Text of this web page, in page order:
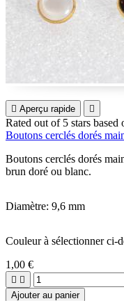
 Aperçu rapide 
Rated out of 5 stars based
Boutons cerclés dorés
Boutons cerclés dorés
brun doré ou blanc.
Diamètre: 9,6 mm
Couleur à sélectionner ci-
1,00 €
 
Ajouter au panier